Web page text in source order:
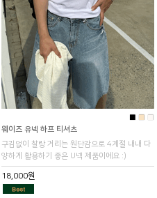
■ ■ ■
웨이즈 유넥 하프 티셔츠
구김없이 찰랑 거리는 원단감으로 4계절 내내 다
양하게 활용하기 좋은 U넥 제품이에요 :)
18,000원